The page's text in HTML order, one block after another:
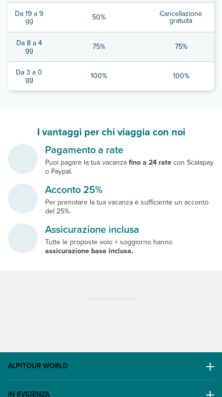
Da 19 a 9
gg 50% Cancellazione
gratuita
Da 8 a 4
gg 75% 75%
Da 3 a 0
gg 100% 100%
I vantaggi per chi viaggia con noi
Pagamento a rate
Puoi pagare la tua vacanzafino a 24 ratecon Scalapay
o Paypal.
Acconto 25%
Per prenotare la tua vacanza è sufficiente un acconto
del 25%.
Assicurazione inclusa
Tutte le proposte volo + soggiorno hanno
assicurazione base inclusa.
ALPITOUR WORLD
AWARD
IN EVIDENZA